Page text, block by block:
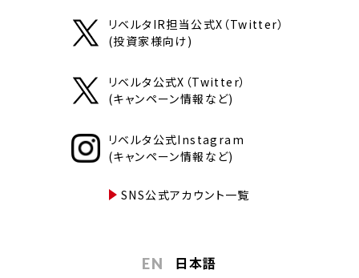
リベルタIR担当公式X（Twitter）
(投資家様向け)
リベルタ公式X（Twitter）
(キャンペーン情報など)
リベルタ公式Instagram
(キャンペーン情報など)
SNS公式アカウント一覧
EN 日本語